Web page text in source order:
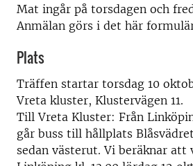
Mat ingår på torsdagen och
Anmälan görs i det här
Plats
Träffen startar torsdag 10
Vreta kluster, Klustervägen 11.
Till Vreta Kluster: Från
går buss till hållplats
sedan västerut. Vi beräknar att